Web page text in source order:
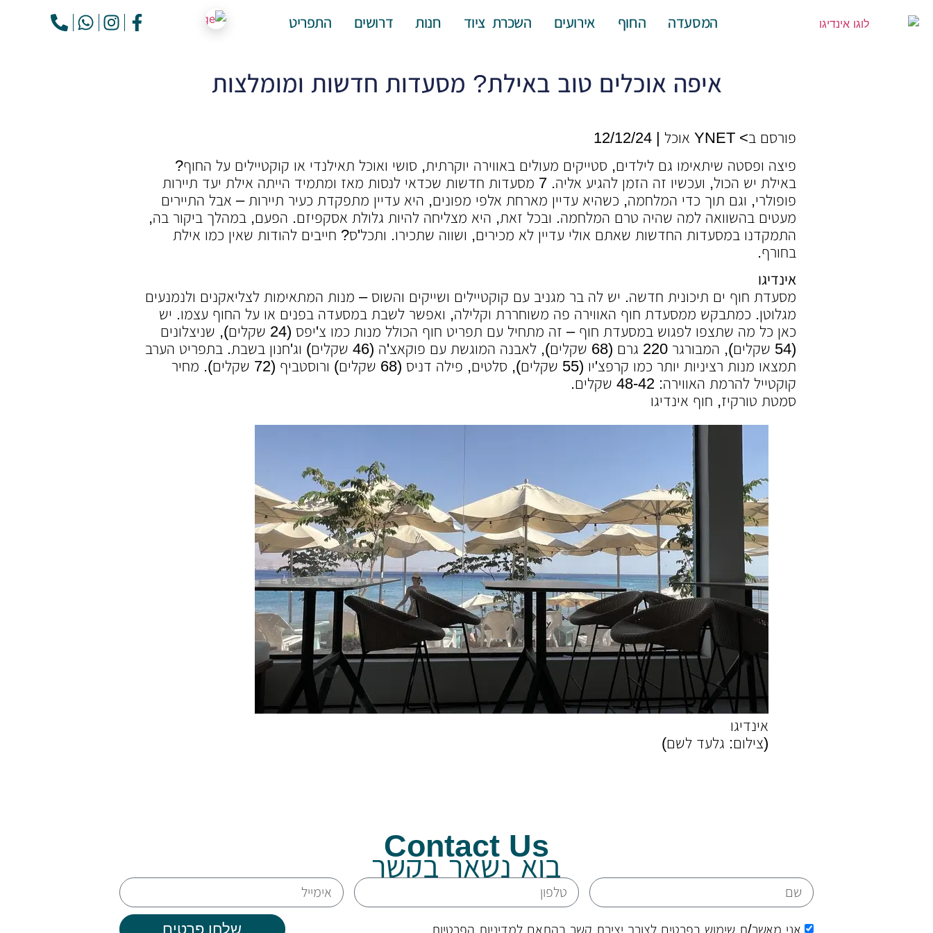
המסעדה החוף אירועים השכרת ציוד חנות דרושים התפריט
איפה אוכלים טוב באילת? מסעדות חדשות ומומלצות
פורסם ב> YNET אוכל | 12/12/24
פיצה ופסטה שיתאימו גם לילדים, סטייקים מעולים באווירה יוקרתית, סושי ואוכל תאילנדי או קוקטיילים על החוף?
באילת יש הכול, ועכשיו זה הזמן להגיע אליה. 7 מסעדות חדשות שכדאי לנסות מאז ומתמיד הייתה אילת יעד תיירות
פופולרי, וגם תוך כדי המלחמה, כשהיא עדיין מארחת אלפי מפונים, היא עדיין מתפקדת כעיר תיירות – אבל התיירים
מעטים בהשוואה למה שהיה טרם המלחמה. ובכל זאת, היא מצליחה להיות גלולת אסקפיזם. הפעם, במהלך ביקור בה,
התמקדנו במסעדות החדשות שאתם אולי עדיין לא מכירים, ושווה שתכירו. ותכל'ס? חייבים להודות שאין כמו אילת
בחורף.
אינדיגו
מסעדת חוף ים תיכונית חדשה. יש לה בר מגניב עם קוקטיילים ושייקים והשוס – מנות המתאימות לצליאקנים ולנמנעים
מגלוטן. כמתבקש ממסעדת חוף האווירה פה משוחררת וקלילה, ואפשר לשבת במסעדה בפנים או על החוף עצמו. יש
כאן כל מה שתצפו לפגוש במסעדת חוף – זה מתחיל עם תפריט חוף הכולל מנות כמו צ'יפס (24 שקלים), שניצלונים
(54 שקלים), המבורגר 220 גרם (68 שקלים), לאבנה המוגשת עם פוקאצ'ה (46 שקלים) וג'חנון בשבת. בתפריט הערב
תמצאו מנות רציניות יותר כמו קרפצ'יו (55 שקלים), סלטים, פילה דניס (68 שקלים) ורוסטביף (72 שקלים). מחיר
קוקטייל להרמת האווירה: 48-42 שקלים.
סמטת טורקיז, חוף אינדיגו
אינדיגו
(צילום: גלעד לשם)
Contact Us
בוא נשאר בקשר
אני מאשר/ת שימוש בפרטים לצורך יצירת קשר בהתאם למדיניות הפרטיות שלחו פרטים